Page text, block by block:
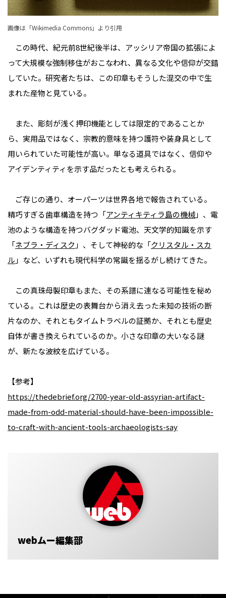
画像は「Wikimedia Commons」より引用
この時代、紀元前8世紀後半は、アッシリア帝国の拡張によ
って大規模な強制移住がおこなわれ、異なる文化や信仰が交錯
していた。研究者たちは、この印章もそうした混交の中で生
まれた産物と見ている。
また、彫刻が浅く押印機能としては限定的であることか
ら、実用品ではなく、宗教的意味を持つ護符や装身具として
用いられていた可能性が高い。単なる道具ではなく、信仰や
アイデンティティを示す品だったとも考えられる。
ご存じの通り、オーパーツは世界各地で報告されている。
精巧すぎる歯車構造を持つ「アンティキティラ島の機械」、電
池のような構造を持つバグダッド電池、天文学的知識を示す
「ネブラ・ディスク 」、そして神秘的な「クリスタル・スカ
ル 」など、いずれも現代科学の常識を揺るがし続けてきた。
この真珠母製印章もまた、その系譜に連なる可能性を秘め
ている。これは歴史の表舞台から消え去った未知の技術の断
片なのか、それともタイムトラベルの証拠か、それとも歴史
自体が書き換えられているのか――。小さな印章の大いなる謎
が、新たな波紋を広げている。
【参考】
https://thedebrief.org/2700-year-old-assyrian-artifact-
made-from-odd-material-should-have-been-impossible-
to-craft-with-ancient-tools-archaeologists-say
webムー編集部